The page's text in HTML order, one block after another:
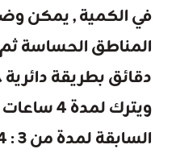
في الكمية , يمكن
دقائق بطريقة
ويترك